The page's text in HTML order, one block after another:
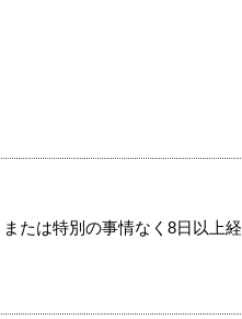
たは特別の事情なく8日以上経